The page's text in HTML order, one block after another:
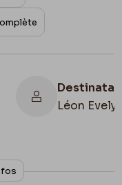
Léon Evely
Collationnage
Autographe